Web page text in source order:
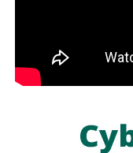
a quienes se les ha